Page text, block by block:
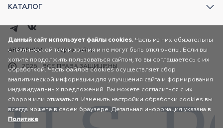
КАТАЛОГ
2026 ВСЕ ПРАВА ЗАЩИЩЕНЫ
AR FASHION Карта сайта
Данный сайт использует файлы cookies. Часть из них обязательны
с технической точки зрения и не могут быть отключены. Если вы
хотите продолжить пользоваться сайтом, то вы соглашаетесь с их
обработкой. Часть файлов cookies осуществляет сбор
аналитической информации для улучшения сайта и формирования
индивидуальных предложений. Вы можете согласиться с их
сбором или отказаться. Изменить настройки обработки cookies вы
всегда можете в своем браузере. Детальная информация указана в
Политике